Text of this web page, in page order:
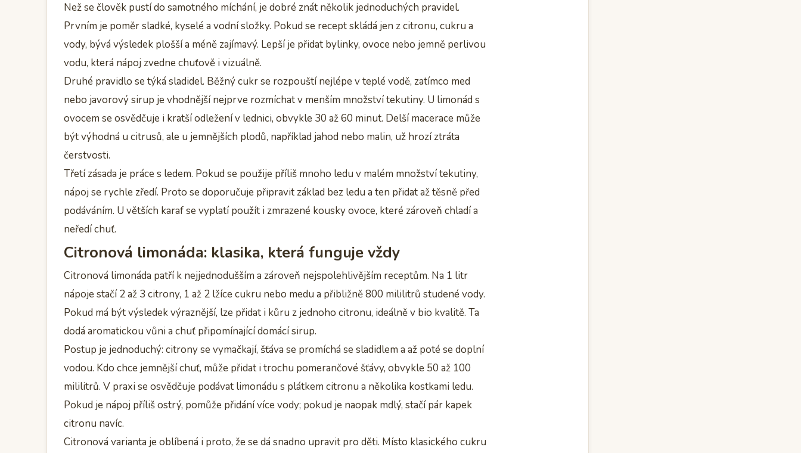
Než se člověk pustí do samotného míchání, je dobré znát několik jednoduchých pravidel.
Prvním je poměr sladké, kyselé a vodní složky. Pokud se recept skládá jen z citronu, cukru a
vody, bývá výsledek plošší a méně zajímavý. Lepší je přidat bylinky, ovoce nebo jemně perlivou
vodu, která nápoj zvedne chuťově i vizuálně.
Druhé pravidlo se týká sladidel. Běžný cukr se rozpouští nejlépe v teplé vodě, zatímco med
nebo javorový sirup je vhodnější nejprve rozmíchat v menším množství tekutiny. U limonád s
ovocem se osvědčuje i kratší odležení v lednici, obvykle 30 až 60 minut. Delší macerace může
být výhodná u citrusů, ale u jemnějších plodů, například jahod nebo malin, už hrozí ztráta
čerstvosti.
Třetí zásada je práce s ledem. Pokud se použije příliš mnoho ledu v malém množství tekutiny,
nápoj se rychle zředí. Proto se doporučuje připravit základ bez ledu a ten přidat až těsně před
podáváním. U větších karaf se vyplatí použít i zmrazené kousky ovoce, které zároveň chladí a
neředí chuť.
Citronová limonáda: klasika, která funguje vždy
Citronová limonáda patří k nejjednodušším a zároveň nejspolehlivějším receptům. Na 1 litr
nápoje stačí 2 až 3 citrony, 1 až 2 lžíce cukru nebo medu a přibližně 800 mililitrů studené vody.
Pokud má být výsledek výraznější, lze přidat i kůru z jednoho citronu, ideálně v bio kvalitě. Ta
dodá aromatickou vůni a chuť připomínající domácí sirup.
Postup je jednoduchý: citrony se vymačkají, šťáva se promíchá se sladidlem a až poté se doplní
vodou. Kdo chce jemnější chuť, může přidat i trochu pomerančové šťávy, obvykle 50 až 100
mililitrů. V praxi se osvědčuje podávat limonádu s plátkem citronu a několika kostkami ledu.
Pokud je nápoj příliš ostrý, pomůže přidání více vody; pokud je naopak mdlý, stačí pár kapek
citronu navíc.
Citronová varianta je oblíbená i proto, že se dá snadno upravit pro děti. Místo klasického cukru